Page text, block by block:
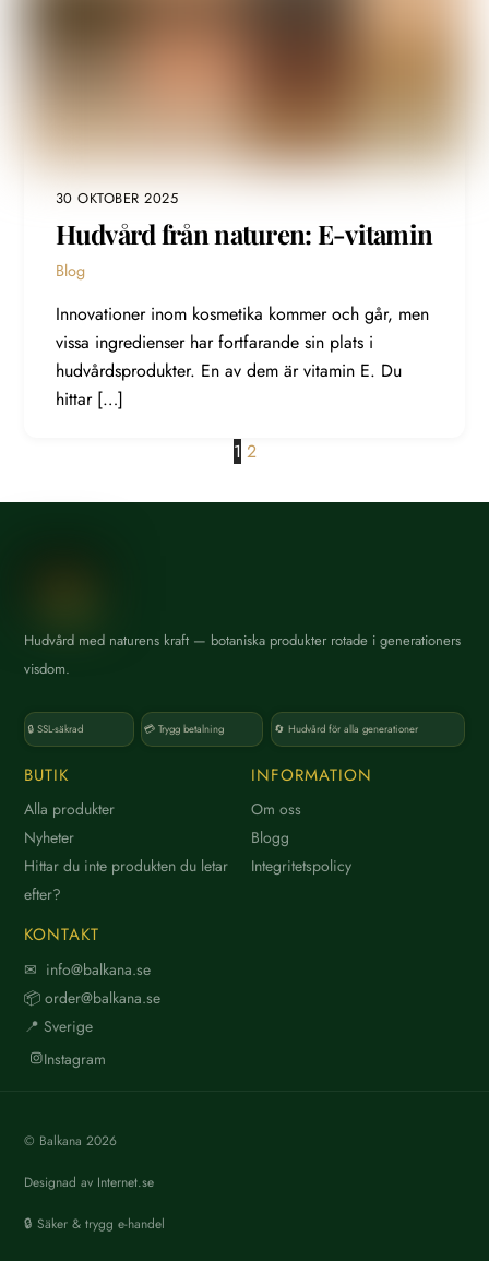
30 OKTOBER 2025
Hudvård från naturen: E-vitamin
Blog
Innovationer inom kosmetika kommer och går, men
vissa ingredienser har fortfarande sin plats i
hudvårdsprodukter. En av dem är vitamin E. Du
hittar […]
1 2
Hudvård med naturens kraft — botaniska produkter rotade i generationers
visdom.
🔒 SSL-säkrad 💳 Trygg betalning 🔄 Hudvård för alla generationer
BUTIK
Alla produkter
Nyheter
Hittar du inte produkten du letar
efter?
INFORMATION
Om oss
Blogg
Integritetspolicy
KONTAKT
✉ info@balkana.se
📦 order@balkana.se
📍 Sverige
Instagram
© Balkana2026
Designad av Internet.se
🔒 Säker & trygg e-handel